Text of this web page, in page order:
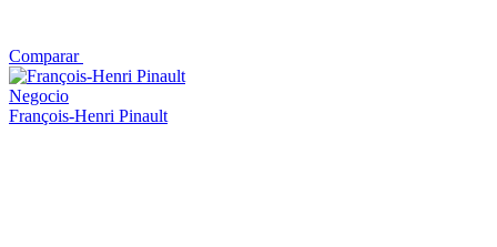
Comparar
Negocio
François-Henri Pinault